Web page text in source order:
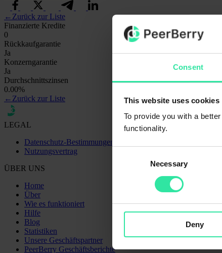
Consent
This website uses cookies
To provide you with a
functionality.
Necessary
Deny
← Zurück zur Liste
Finanzierte Kredite
0
Rückkaufgarantie
Ja
Konzerngarantie
Ja
Durchschnittszinsen
0.00%
← Zurück zur Liste
LEGAL
Datenschutz-Bestimmungen
Nutzungsvertrag
ÜBER UNS
Home
Über
Wie es funktioniert
Hilfe
Blog
Statistiken
Unsere Geschäftspartner
PeerBerry Geschäftsberichte